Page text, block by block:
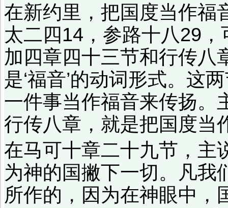
在新约里，把国度当作福
太二四14，参路十八29
加四章四十三节和行传八
是‘福音’的动词形式。这
一件事当作福音来传扬。
行传八章，就是把国度当
在马可十章二十九节，主
为神的国撇下一切。凡我
所作的，因为在神眼中，